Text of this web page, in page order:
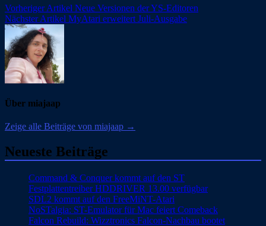
Beitragsnavigation
Vorheriger Artikel Neue Versionen der YS-Editoren
Nächster Artikel MyAtari erweitert Juli-Ausgabe
Über miajaap
Zeige alle Beiträge von miajaap →
Neueste Beiträge
Command & Conquer kommt auf den ST
Festplattentreiber HDDRIVER 13.00 verfügbar
SDL2 kommt auf den FreeMiNT-Atari
NoSTalgia: ST-Emulator für Mac feiert Comeback
Falcon Rebuild: Wizztronics Falcon-Nachbau bootet